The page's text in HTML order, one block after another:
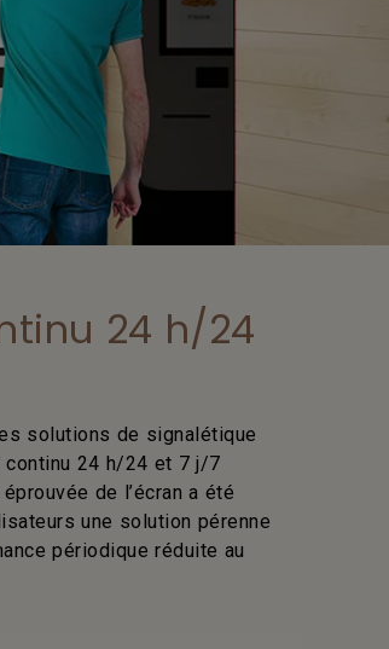
24 h/24
solutions de signalétique
continu 24 h/24 et 7 j/7
de l’écran a été
une solution pérenne
périodique réduite au